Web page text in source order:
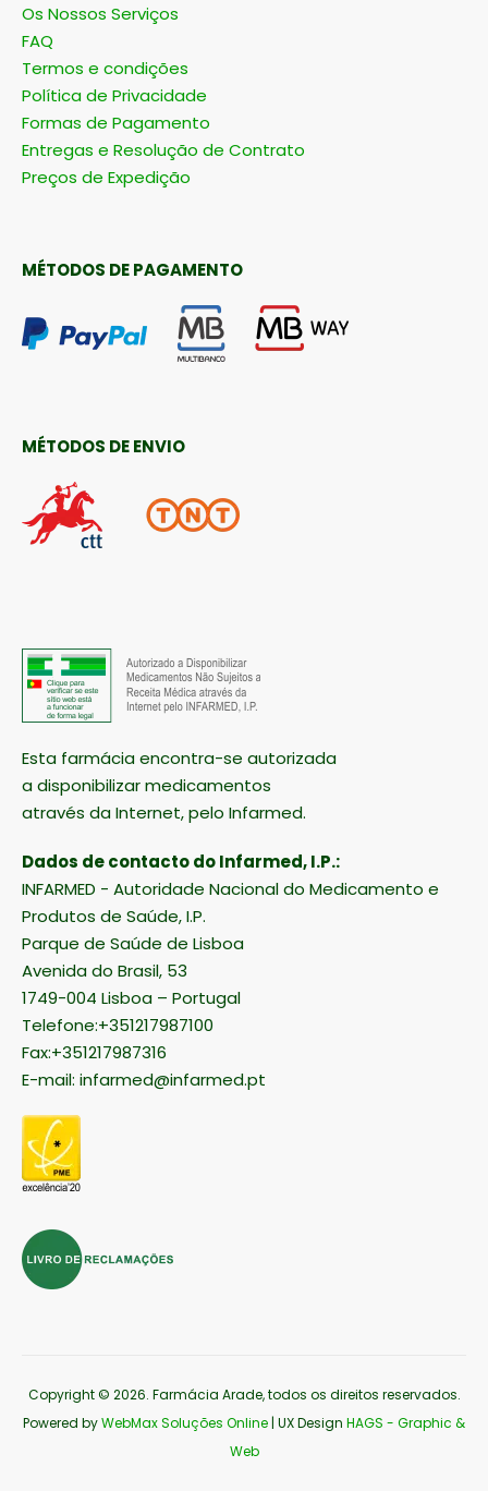
Os Nossos Serviços
FAQ
Termos e condições
Política de Privacidade
Formas de Pagamento
Entregas e Resolução de Contrato
Preços de Expedição
MÉTODOS DE PAGAMENTO
MÉTODOS DE ENVIO
Esta farmácia encontra-se autorizada
a disponibilizar medicamentos
através da Internet, pelo Infarmed.
Dados de contacto do Infarmed, I.P.:
INFARMED - Autoridade Nacional do Medicamento e
Produtos de Saúde, I.P.
Parque de Saúde de Lisboa
Avenida do Brasil, 53
1749-004 Lisboa – Portugal
Telefone:+351217987100
Fax:+351217987316
E-mail: infarmed@infarmed.pt
Copyright © 2026. Farmácia Arade, todos os direitos reservados.
Powered byWebMax Soluções Online | UX Design HAGS - Graphic &
Web